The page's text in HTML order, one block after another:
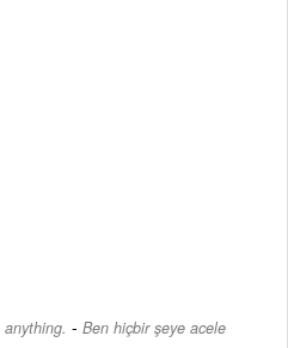
- Ben hiçbir şeye acele